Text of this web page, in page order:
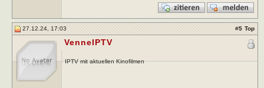
27.12.24, 17:03 #5 Top
VenneIPTV
IPTV mit aktuellen Kinofilmen